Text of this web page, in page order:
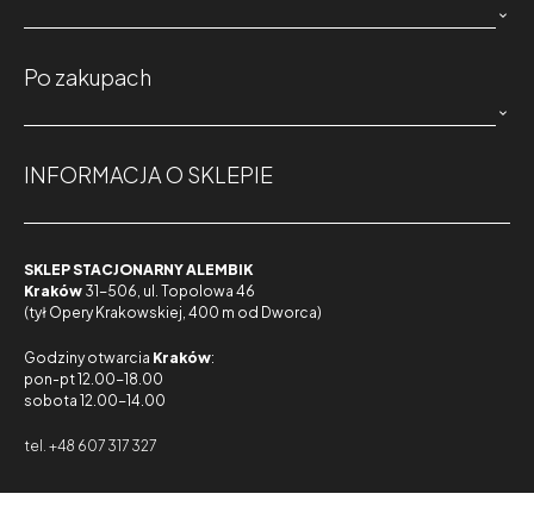

Po zakupach

INFORMACJA O SKLEPIE
SKLEP STACJONARNY ALEMBIK
Kraków 31-506, ul. Topolowa 46
(tył Opery Krakowskiej, 400 m od Dworca)
Godziny otwarcia Kraków:
pon-pt 12.00-18.00
sobota 12.00-14.00
tel. +48 607 317 327